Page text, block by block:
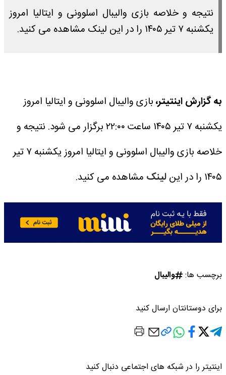
نتیجه و خلاصه بازی والیبال اسلوونی و ایتالیا امروز
یکشنبه ۷ تیر ۱۴۰۵ را در این لینک مشاهده می کنید.
به گزارش اینتیتر،بازی والیبال اسلوونی و ایتالیا امروز
یکشنبه ۷ تیر ۱۴۰۵ ساعت ۲۲:۰۰ برگزار می شود.
نتیجه و
خلاصه بازی والیبال اسلوونی و ایتالیا امروز یکشنبه ۷ تیر
۱۴۰۵ را در این
لینک مشاهده می کنید.
برچسب ها: والیبال
برای دوستانتان ارسال کنید
اینتیتر را در شبکه های اجتماعی دنبال کنید